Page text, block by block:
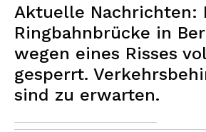
Aktuelle Nachrichten:
Ringbahnbrücke in
wegen eines Risses
gesperrt.
sind zu erwarten.